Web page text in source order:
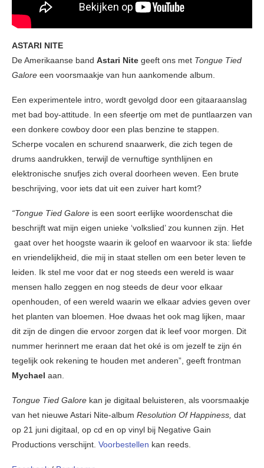
ASTARI NITE
De Amerikaanse band Astari Nite geeft ons met Tongue Tied
Galore een voorsmaakje van hun aankomende album.
Een experimentele intro, wordt gevolgd door een gitaaraanslag
met bad boy-attitude. In een sfeertje om met de puntlaarzen van
een donkere cowboy door een plas benzine te stappen.
Scherpe vocalen en schurend snaarwerk, die zich tegen de
drums aandrukken, terwijl de vernuftige synthlijnen en
elektronische snufjes zich overal doorheen weven. Een brute
beschrijving, voor iets dat uit een zuiver hart komt?
“Tongue Tied Galore is een soort eerlijke woordenschat die
beschrijft wat mijn eigen unieke ‘volkslied’ zou kunnen zijn. Het
gaat over het hoogste waarin ik geloof en waarvoor ik sta: liefde
en vriendelijkheid, die mij in staat stellen om een beter leven te
leiden. Ik stel me voor dat er nog steeds een wereld is waar
mensen hallo zeggen en nog steeds de deur voor elkaar
openhouden, of een wereld waarin we elkaar advies geven over
het planten van bloemen. Hoe dwaas het ook mag lijken, maar
dit zijn de dingen die ervoor zorgen dat ik leef voor morgen. Dit
nummer herinnert me eraan dat het oké is om jezelf te zijn én
tegelijk ook rekening te houden met anderen”, geeft frontman
Mychael aan.
Tongue Tied Galore kan je digitaal beluisteren, als voorsmaakje
van het nieuwe Astari Nite-album Resolution Of Happiness, dat
op 21 juni digitaal, op cd en op vinyl bij Negative Gain
Productions verschijnt. Voorbestellen kan reeds.